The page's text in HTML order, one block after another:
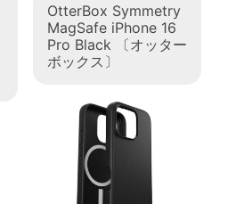
OtterBox Symmetry
MagSafe iPhone 16
Pro Black 〔オッター
ボックス〕